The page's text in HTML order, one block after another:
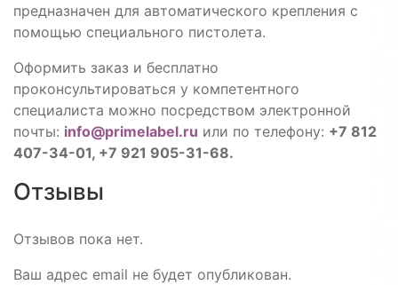
предназначен для автоматического крепления с
помощью специального пистолета.
Оформить заказ и бесплатно
проконсультироваться у компетентного
специалиста можно посредством электронной
почты: info@primelabel.ru или по телефону: +7 812
407-34-01, +7 921 905-31-68.
Отзывы
Отзывов пока нет.
Ваш адрес email не будет опубликован.